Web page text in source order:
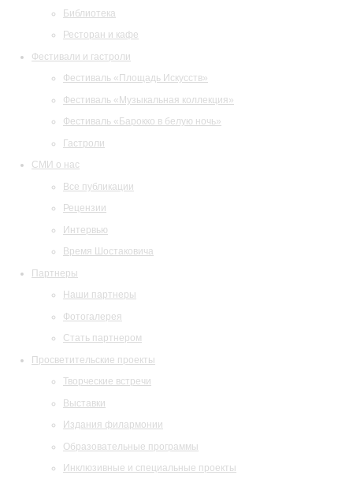
Библиотека
Ресторан и кафе
Фестивали и гастроли
Фестиваль «Площадь Искусств»
Фестиваль «Музыкальная коллекция»
Фестиваль «Барокко в белую ночь»
Гастроли
СМИ о нас
Все публикации
Рецензии
Интервью
Время Шостаковича
Партнеры
Наши партнеры
Фотогалерея
Стать партнером
Просветительские проекты
Творческие встречи
Выставки
Издания филармонии
Образовательные программы
Инклюзивные и специальные проекты